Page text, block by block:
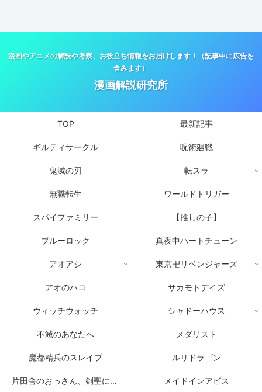
漫画やアニメの解説や考察、お役立ち情報をお届けします！（記事中に広告を
含みます）
漫画解説研究所
TOP 最新記事
ギルティサークル 呪術廻戦
鬼滅の刃 転スラ
無職転生 ワールドトリガー
スパイファミリー 【推しの子】
ブルーロック 真夜中ハートチューン
アオアシ 東京卍リベンジャーズ
アオのハコ サカモトデイズ
ウィッチウォッチ シャドーハウス
不滅のあなたへ メダリスト
魔都精兵のスレイブ ルリドラゴン
片田舎のおっさん、剣聖になる メイドインアビス